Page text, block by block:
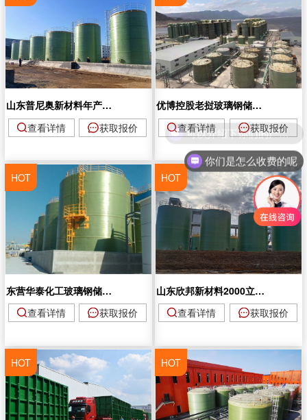
山东普尼奥新材料年产20万吨水处理药剂项目玻璃钢储罐
查看详情
获取报价
优博控股老挝玻璃钢储罐吸收塔项目
查看详情
获取报价
HOT
东营华泰化工玻璃钢储罐项目
查看详情
获取报价
HOT
山东欣邦新材料2000立方玻璃钢储罐项目
查看详情
获取报价
HOT HOT
你们是怎么收费的呢